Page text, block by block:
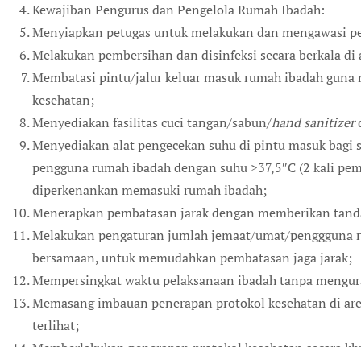
Kewajiban Pengurus dan Pengelola Rumah Ibadah:
Menyiapkan petugas untuk melakukan dan mengawasi
Melakukan pembersihan dan disinfeksi secara berkala di
Membatasi pintu/jalur keluar masuk rumah ibadah
kesehatan;
Menyediakan fasilitas cuci tangan/sabun/hand sanitizer
Menyediakan alat pengecekan suhu di pintu masuk
pengguna rumah ibadah dengan suhu >37,5″C (2 kali
diperkenankan memasuki rumah ibadah;
Menerapkan pembatasan jarak dengan memberikan
Melakukan pengaturan jumlah jemaat/umat/penggguna
bersamaan, untuk memudahkan pembatasan jaga jarak;
Mempersingkat waktu pelaksanaan ibadah tanpa
Memasang imbauan penerapan protokol kesehatan di
terlihat;